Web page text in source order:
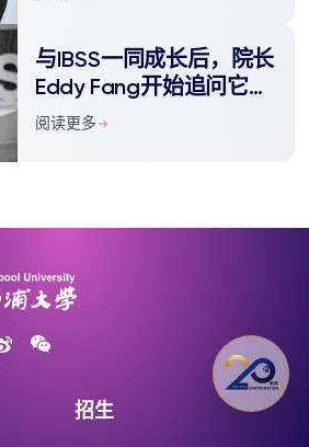
与IBSS一同成长后，院长
Eddy Fang开始追问它的
下一步
阅读更多
招生